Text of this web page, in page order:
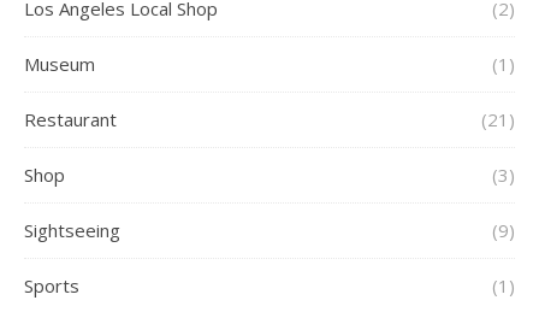
Los Angeles Local Shop (2)
Museum (1)
Restaurant (21)
Shop (3)
Sightseeing (9)
Sports (1)